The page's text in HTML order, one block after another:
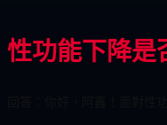
性功能下降是